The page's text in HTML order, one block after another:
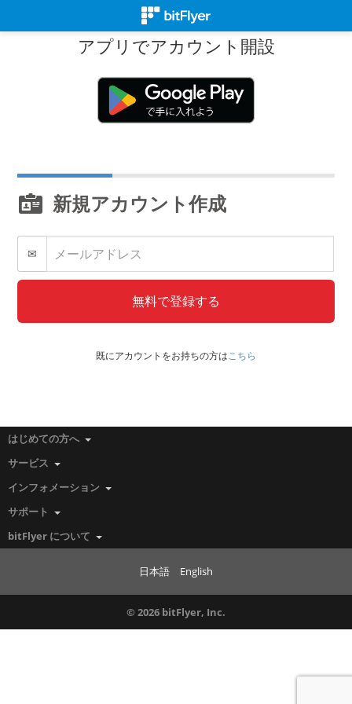
アプリでアカウント開設
新規アカウント作成
✉
無料で登録する
既にアカウントをお持ちの方はこちら
はじめての方へ
サービス
インフォメーション
サポート
bitFlyer について
日本語 English
© 2026 bitFlyer, Inc.